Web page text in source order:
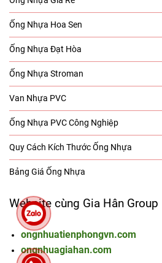
Ống Nhựa Hoa Sen
Ống Nhựa Đạt Hòa
Ống Nhựa Stroman
Van Nhựa PVC
Ống Nhựa PVC Công Nghiệp
Quy Cách Kích Thước Ống Nhựa
Bảng Giá Ống Nhựa
Website cùng Gia Hân Group
ongnhuatienphongvn.com
ongnhuagiahan.com